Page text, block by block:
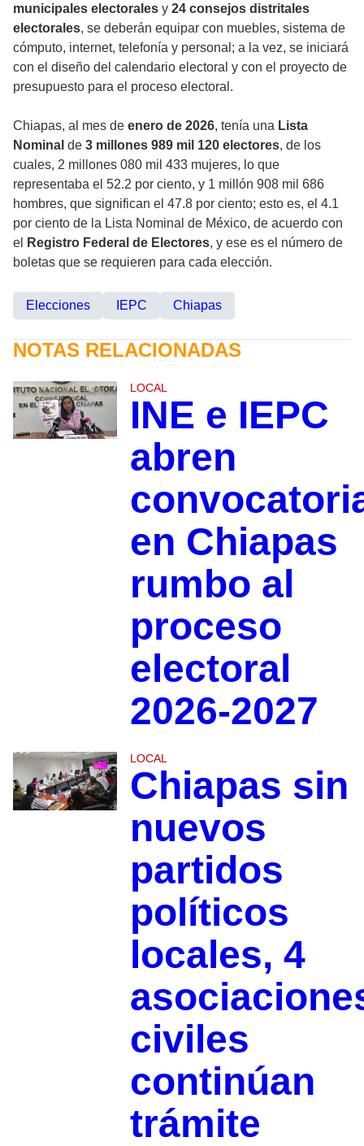
municipales electorales y 24 consejos distritales
electorales, se deberán equipar con muebles, sistema de
cómputo, internet, telefonía y personal; a la vez, se iniciará
con el diseño del calendario electoral y con el proyecto de
presupuesto para el proceso electoral.
Chiapas, al mes de enero de 2026, tenía una Lista
Nominal de 3 millones 989 mil 120 electores, de los
cuales, 2 millones 080 mil 433 mujeres, lo que
representaba el 52.2 por ciento, y 1 millón 908 mil 686
hombres, que significan el 47.8 por ciento; esto es, el 4.1
por ciento de la Lista Nominal de México, de acuerdo con
el
Registro Federal de Electores, y ese es el número de
boletas que se requieren para cada elección.
Elecciones IEPC Chiapas
NOTAS RELACIONADAS
LOCAL
INE e IEPC
abren
en Chiapas
rumbo al
proceso
electoral
2026-2027
LOCAL
Chiapas sin
nuevos
partidos
políticos
locales, 4
civiles
continúan
trámite